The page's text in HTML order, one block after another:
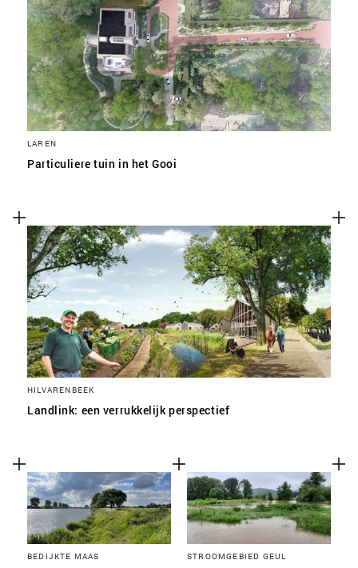
LAREN
Particuliere tuin in het Gooi
HILVARENBEEK
Landlink: een verrukkelijk perspectief
BEDIJKTE MAAS STROOMGEBIED GEUL
SLA VOORKEUREN OP